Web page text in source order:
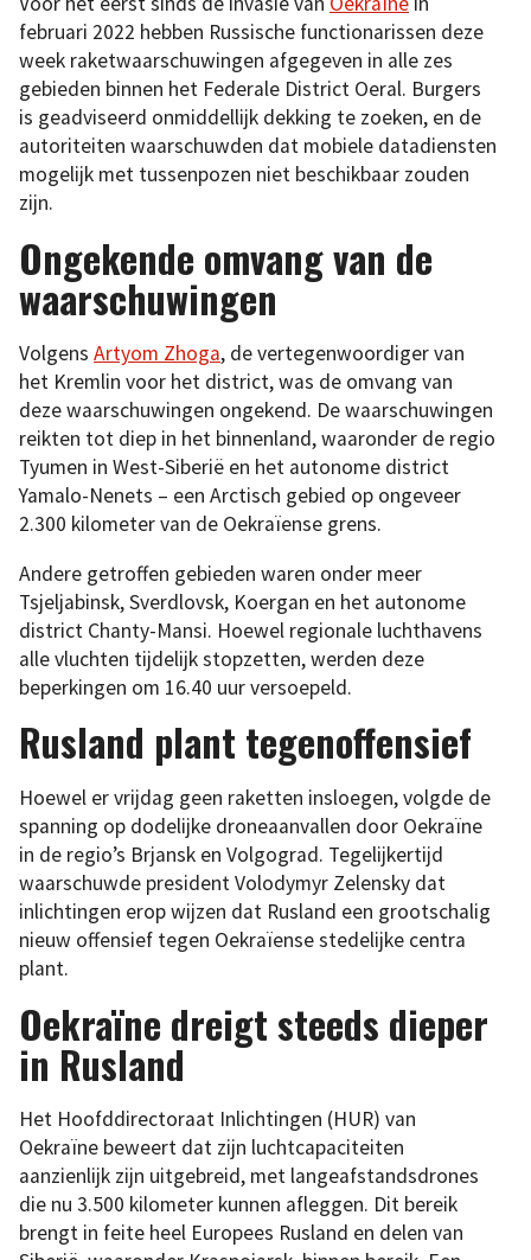
februari 2022 hebben Russische functionarissen deze
week raketwaarschuwingen afgegeven in alle zes
gebieden binnen het Federale District Oeral. Burgers
is geadviseerd onmiddellijk dekking te zoeken, en de
autoriteiten waarschuwden dat mobiele datadiensten
mogelijk met tussenpozen niet beschikbaar zouden
zijn.
Ongekende omvang van de
waarschuwingen
Volgens Artyom Zhoga, de vertegenwoordiger van
het Kremlin voor het district, was de omvang van
deze waarschuwingen ongekend. De waarschuwingen
reikten tot diep in het binnenland, waaronder de regio
Tyumen in West-Siberië en het autonome district
Yamalo-Nenets – een Arctisch gebied op ongeveer
2.300 kilometer van de Oekraïense grens.
Andere getroffen gebieden waren onder meer
Tsjeljabinsk, Sverdlovsk, Koergan en het autonome
district Chanty-Mansi. Hoewel regionale luchthavens
alle vluchten tijdelijk stopzetten, werden deze
beperkingen om 16.40 uur versoepeld.
Rusland plant tegenoffensief
Hoewel er vrijdag geen raketten insloegen, volgde de
spanning op dodelijke droneaanvallen door Oekraïne
in de regio’s Brjansk en Volgograd. Tegelijkertijd
waarschuwde president Volodymyr Zelensky dat
inlichtingen erop wijzen dat Rusland een grootschalig
nieuw offensief tegen Oekraïense stedelijke centra
plant.
Oekraïne dreigt steeds dieper
in Rusland
Het Hoofddirectoraat Inlichtingen (HUR) van
Oekraïne beweert dat zijn luchtcapaciteiten
aanzienlijk zijn uitgebreid, met langeafstandsdrones
die nu 3.500 kilometer kunnen afleggen. Dit bereik
brengt in feite heel Europees Rusland en delen van